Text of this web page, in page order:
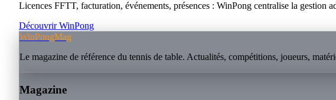
Licences FFTT, facturation, événements, présences : WinPong centralise la
Découvrir WinPong
WinPongMag
Le magazine de référence du tennis de table. Actualités, compétitions, joueurs,
Magazine